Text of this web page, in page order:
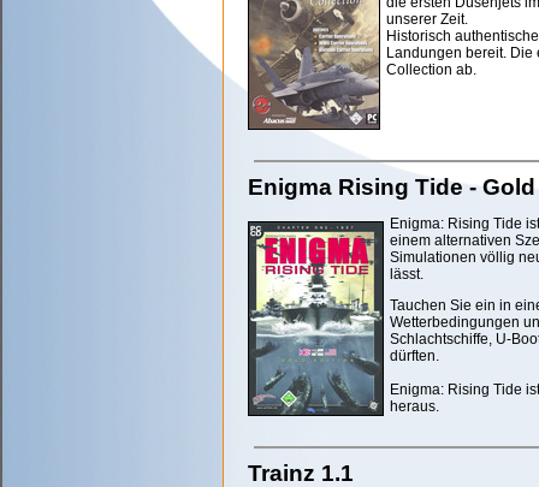
unserer Zeit.
Historisch
Landungen bereit. Die
Collection ab.
Enigma Rising Tide -
Enigma: Rising Tide
einem alternativen
Simulationen völlig
lässt.
Tauchen Sie ein in
Wetterbedingungen
Schlachtschiffe, U-
dürften.
Enigma: Rising Tide
heraus.
Trainz 1.1